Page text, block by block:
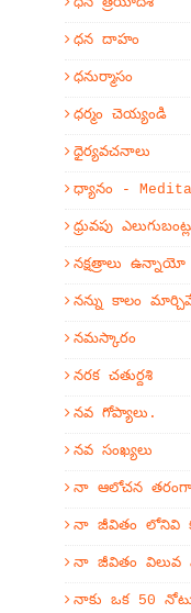
ధన దాహం
ధనుర్మాసం
ధర్మం చెయ్యండి
ధైర్యవచనాలు
ధ్యానం -
ధ్రువపు
నక్షత్రాలు
నన్ను కాలం
నమస్కారం
నరక చతుర్దశి
నవ గోప్యాలు.
నవ సంఖ్యలు
నా ఆలోచన
నా జీవితం లోనివి
నా జీవితం విలువ
నాకు ఒక 50